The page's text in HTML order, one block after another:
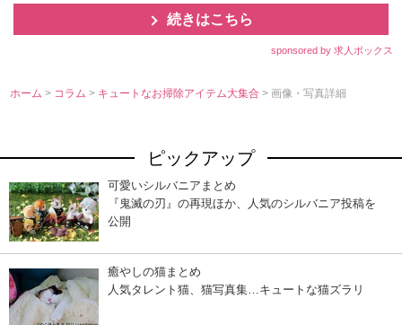
続きはこちら
sponsored by 求人ボックス
ホーム > コラム> キュートなお掃除アイテム大集合> 画像・写真詳細
ピックアップ
可愛いシルバニアまとめ
『鬼滅の刃』の再現ほか、人気のシルバニア投稿を
公開
癒やしの猫まとめ
人気タレント猫、猫写真集…キュートな猫ズラリ